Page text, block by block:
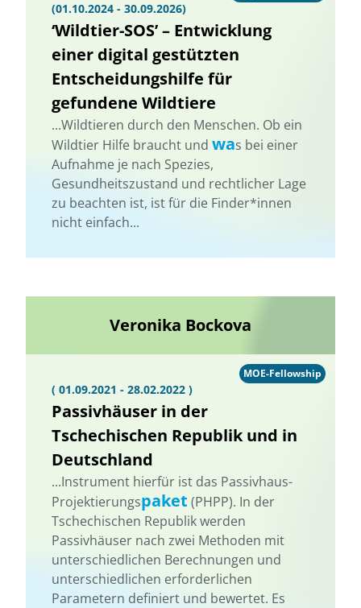
(01.10.2024 - 30.09.2026)
‘Wildtier-SOS’ – Entwicklung
einer digital gestützten
Entscheidungshilfe für
gefundene Wildtiere
...Wildtieren durch den Menschen. Ob ein
Wildtier Hilfe braucht und was bei einer
Aufnahme je nach Spezies,
Gesundheitszustand und rechtlicher Lage
zu beachten ist, ist für die Finder*innen
nicht einfach...
Veronika Bockova
( 01.09.2021 - 28.02.2022 )
Passivhäuser in der
Tschechischen Republik und in
Deutschland
...Instrument hierfür ist das Passivhaus-
Projektierungspaket (PHPP). In der
Tschechischen Republik werden
Passivhäuser nach zwei Methoden mit
unterschiedlichen Berechnungen und
unterschiedlichen erforderlichen
Parametern definiert und bewertet. Es
MOE-Fellowship